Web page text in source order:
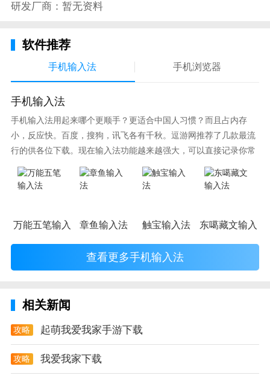
1. 二手房、新房、租房、海外房产：买家？租户？业
主？在这里都能找到你的地盘！
输入选房条件，有符合条件的房源新上时会及时提醒，
不再错过；
3. 地图找房：附近房源一目了然，地铁找房、画圈找
4. 内容频道：房产知识、锦囊妙计、小区测评、有好
研发厂商：暂无资料
软件推荐
手机输入法 手机浏览器
手机输入法
手机输入法用起来哪个更顺手？更适合中国人习惯？而且占内存
小，反应快。百度，搜狗，讯飞各有千秋。逗游网推荐了几款最流
行的供各位下载。现在输入法功能越来越强大，可以直接记录你常
使用的词语，并且还有各种新鲜好玩的表情，一款好的输入法直接
影响到你的打字速度哦。
万能五笔输入法章鱼输入法 触宝输入法 东噶藏文输入法
查看更多手机输入法
相关新闻
攻略 起萌我爱我家手游下载
攻略 我爱我家下载